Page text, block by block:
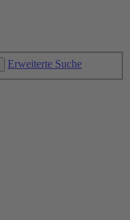
Erweiterte Suche